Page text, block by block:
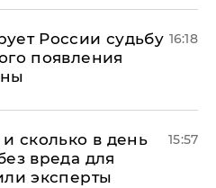
России судьбу
появления
16:18
сколько в день
вреда для
эксперты
15:57